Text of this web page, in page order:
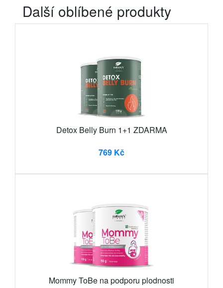
Další oblíbené produkty
Detox Belly Burn 1+1 ZDARMA
769 Kč
Mommy ToBe na podporu plodnosti